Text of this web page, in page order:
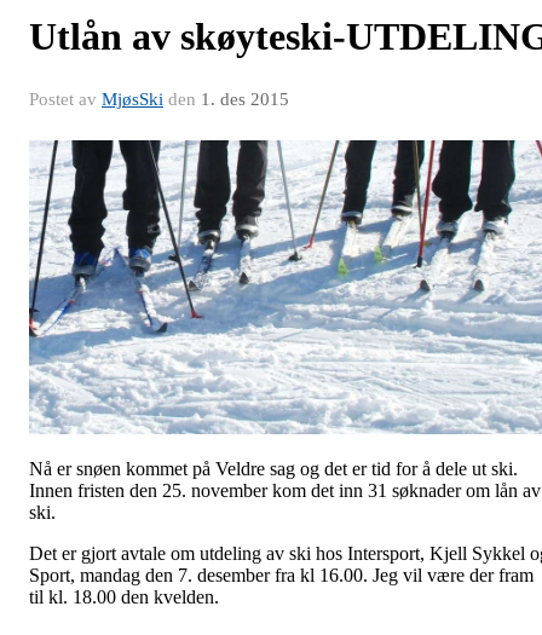
Utlån av skøyteski-
Postet av MjøsSki den 1. des 2015
Nå er snøen kommet på Veldre sag og det er tid for å dele ut ski.
Innen fristen den 25. november kom det inn 31 søknader om lån av
ski.
Det er gjort avtale om utdeling av ski hos Intersport, Kjell Sykkel
Sport, mandag den 7. desember fra kl 16.00. Jeg vil være der fram
til kl. 18.00 den kvelden.